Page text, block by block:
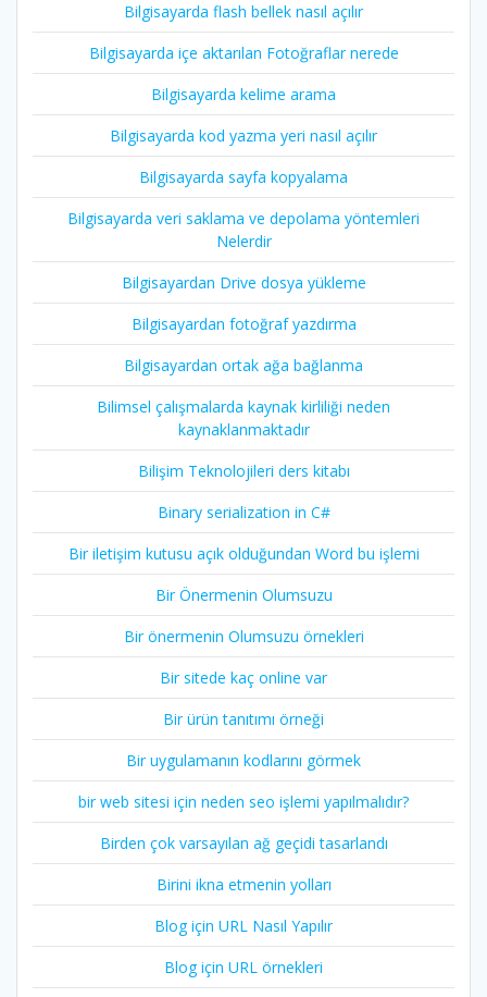
Bilgisayarda flash bellek nasıl açılır
Bilgisayarda içe aktarılan Fotoğraflar nerede
Bilgisayarda kelime arama
Bilgisayarda kod yazma yeri nasıl açılır
Bilgisayarda sayfa kopyalama
Bilgisayarda veri saklama ve depolama yöntemleri
Nelerdir
Bilgisayardan Drive dosya yükleme
Bilgisayardan fotoğraf yazdırma
Bilgisayardan ortak ağa bağlanma
Bilimsel çalışmalarda kaynak kirliliği neden
kaynaklanmaktadır
Bilişim Teknolojileri ders kitabı
Binary serialization in C#
Bir iletişim kutusu açık olduğundan Word bu işlemi
Bir Önermenin Olumsuzu
Bir önermenin Olumsuzu örnekleri
Bir sitede kaç online var
Bir ürün tanıtımı örneği
Bir uygulamanın kodlarını görmek
bir web sitesi için neden seo işlemi yapılmalıdır?
Birden çok varsayılan ağ geçidi tasarlandı
Birini ikna etmenin yolları
Blog için URL Nasıl Yapılır
Blog için URL örnekleri